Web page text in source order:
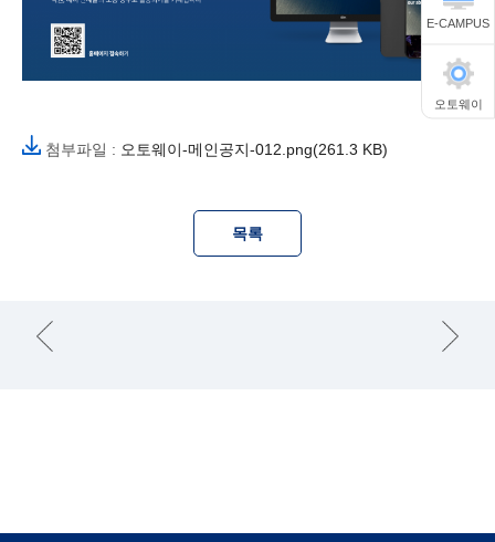
E-CAMPUS
오토웨이
첨부파일 : 오토웨이-메인공지-012.png(261.3 KB)
목록